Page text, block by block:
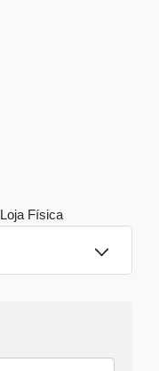
Loja Física